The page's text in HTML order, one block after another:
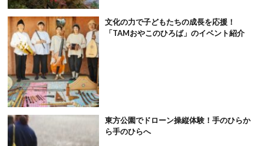
文化の力で子どもたちの成長を応援！
「TAMおやこのひろば」のイベント紹介
東方公園でドローン操縦体験！手のひらか
ら手のひらへ